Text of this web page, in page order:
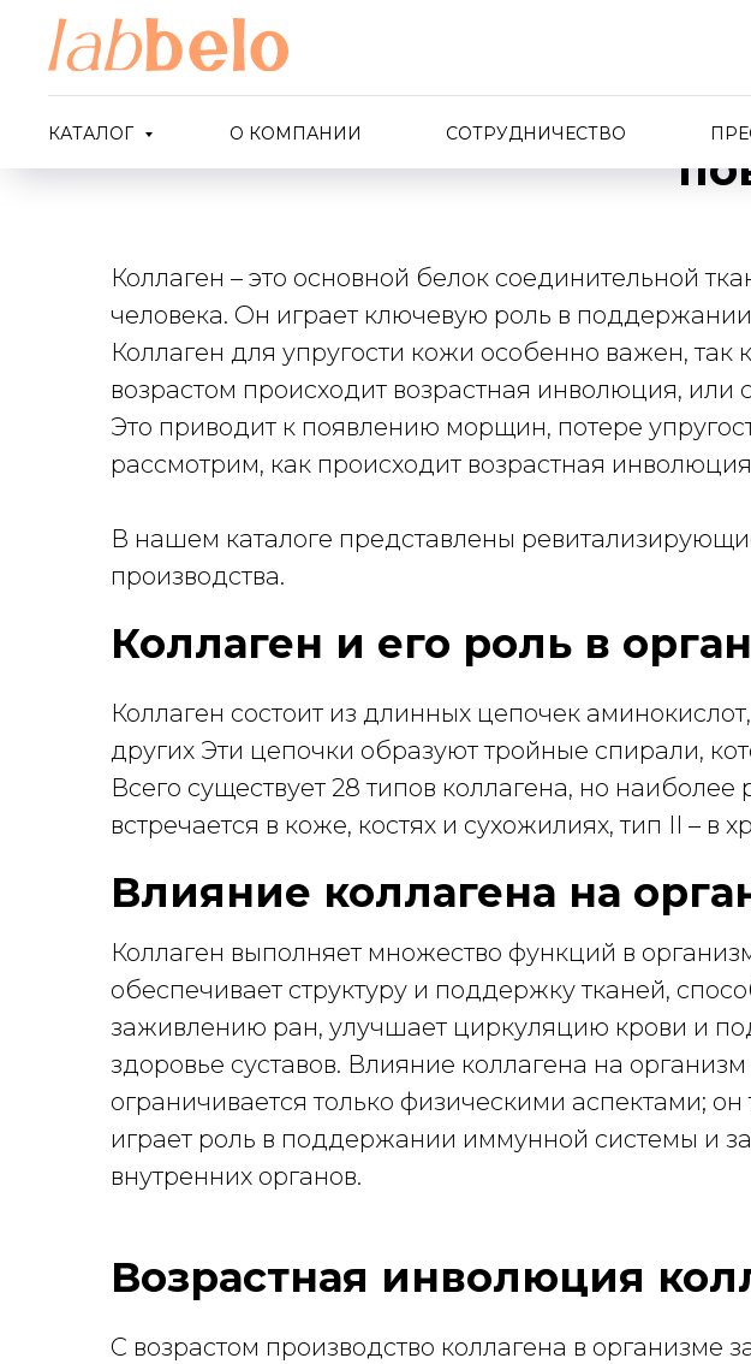
КАТАЛОГ О КОМПАНИИ СОТРУДНИЧЕСТВО
Коллаген: возрастная
Коллаген – это основной белок соединительной
человека. Он играет ключевую роль в поддержании
Коллаген для упругости кожи особенно важен, так
возрастом происходит возрастная инволюция, или
Это приводит к появлению морщин, потере
рассмотрим, как происходит возрастная
В нашем каталоге представлены
производства.
Коллаген и его роль в
Коллаген состоит из длинных цепочек
других Эти цепочки образуют тройные спирали,
Всего существует 28 типов коллагена, но
встречается в коже, костях и сухожилиях, тип II – в
Влияние коллагена на
Коллаген выполняет множество функций в
обеспечивает структуру и поддержку тканей,
заживлению ран, улучшает циркуляцию крови и
здоровье суставов. Влияние коллагена на
ограничивается только физическими аспектами; он
играет роль в поддержании иммунной системы и
внутренних органов.
Возрастная инволюция
С возрастом производство коллагена в организме